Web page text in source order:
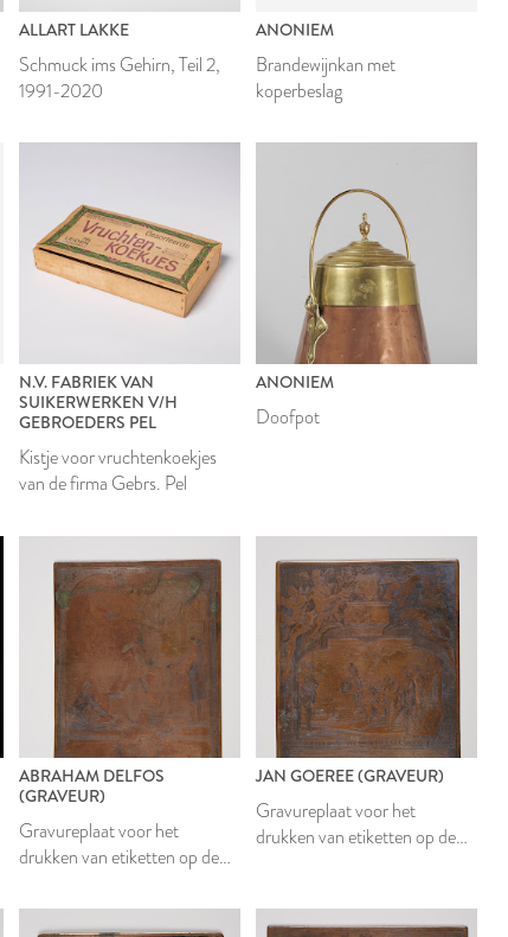
ALLART LAKKE
Schmuck ims Gehirn, Teil 2,
1991-2020
ANONIEM
Brandewijnkan met
koperbeslag
N.V. FABRIEK VAN
SUIKERWERKEN V/H
GEBROEDERS PEL
Kistje voor vruchtenkoekjes
van de firma Gebrs. Pel
ANONIEM
Doofpot
ABRAHAM DELFOS
(GRAVEUR)
Gravureplaat voor het
drukken van etiketten op de
textielstof
JAN GOEREE (GRAVEUR)
Gravureplaat voor het
drukken van etiketten op de